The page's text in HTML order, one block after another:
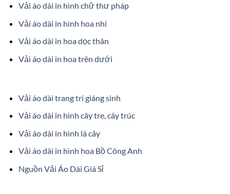
Vải áo dài in hình chữ thư pháp
Vải áo dài in hình hoa nhí
Vải áo dài in hoa dọc thân
Vải áo dài in hoa trên dưới
Vải áo dài trang trí giáng sinh
Vải áo dài in hình cây tre, cây trúc
Vải áo dài in hình lá cây
Vải áo dài in hình hoa Bồ Công Anh
Nguồn Vải Áo Dài Giá Sỉ